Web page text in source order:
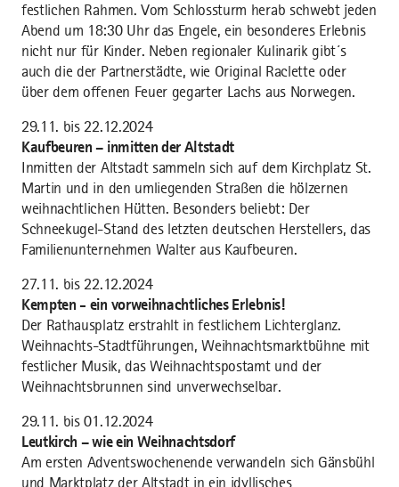
festlichen Rahmen. Vom Schlossturm herab schwebt jeden
Abend um 18:30 Uhr das Engele, ein besonderes Erlebnis
nicht nur für Kinder. Neben regionaler Kulinarik gibt´s
auch die der Partnerstädte, wie Original Raclette oder
über dem offenen Feuer gegarter Lachs aus Norwegen.
29.11. bis 22.12.2024
Kaufbeuren – inmitten der Altstadt
Inmitten der Altstadt sammeln sich auf dem Kirchplatz St.
Martin und in den umliegenden Straßen die hölzernen
weihnachtlichen Hütten. Besonders beliebt: Der
Schneekugel-Stand des letzten deutschen Herstellers, das
Familienunternehmen Walter aus Kaufbeuren.
27.11. bis 22.12.2024
Kempten - ein vorweihnachtliches Erlebnis!
Der Rathausplatz erstrahlt in festlichem Lichterglanz.
Weihnachts-Stadtführungen, Weihnachtsmarktbühne mit
festlicher Musik, das Weihnachtspostamt und der
Weihnachtsbrunnen sind unverwechselbar.
29.11. bis 01.12.2024
Leutkirch – wie ein Weihnachtsdorf
Am ersten Adventswochenende verwandeln sich Gänsbühl
und Marktplatz der Altstadt in ein idyllisches